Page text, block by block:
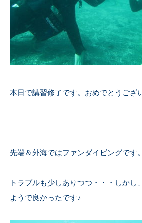
本日で講習修了です。おめでとうござ
先端＆外海ではファンダイビングです。
トラブルも少しありつつ・・・しかし
ようで良かったです♪